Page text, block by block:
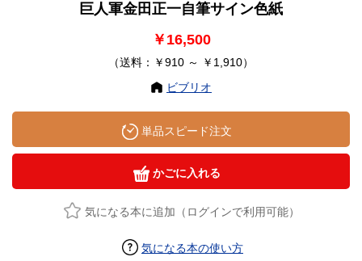
巨人軍金田正一自筆サイン色紙
￥16,500
（送料：￥910 ～ ￥1,910）
ビブリオ
単品スピード注文
かごに入れる
気になる本に追加（ログインで利用可能）
気になる本の使い方